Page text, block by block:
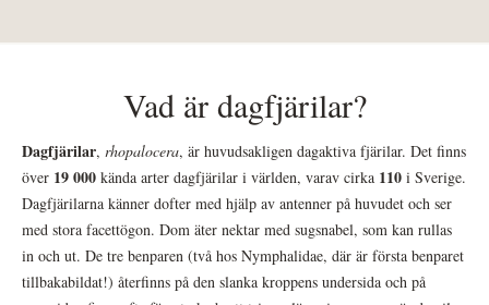
Vad är dagfjärilar?
Dagfjärilar, rhopalocera, är huvudsakligen dagaktiva fjärilar. Det finns
över 19 000 kända arter dagfjärilar i världen, varav cirka 110 i Sverige.
Dagfjärilarna känner dofter med hjälp av antenner på huvudet och ser
med stora facettögon. Dom äter nektar med sugsnabel, som kan rullas
in och ut. De tre benparen (två hos Nymphalidae, där är första benparet
tillbakabildat!) återfinns på den slanka kroppens undersida och på